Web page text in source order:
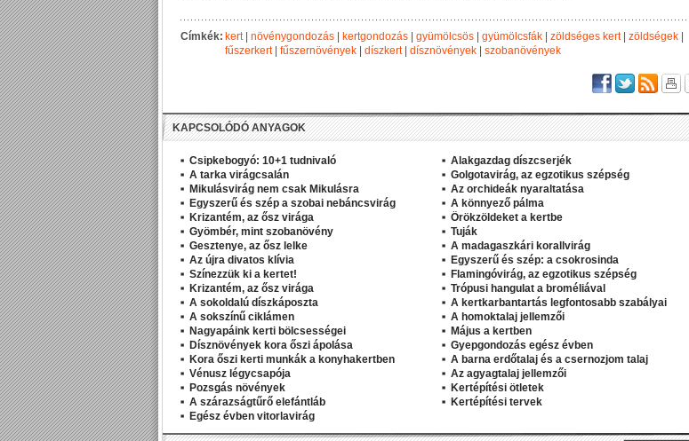
Címkék: kert| növénygondozás kertgondozás gyümölcsös gyümölcsfák zöldséges kert| zöldségek
fűszerkert| fűszernövények díszkert| dísznövények szobanövények
KAPCSOLÓDÓ ANYAGOK
Csipkebogyó: 10+1 tudnivaló
A tarka virágcsalán
Mikulásvirág nem csak Mikulásra
Egyszerű és szép a szobai nebáncsvirág
Krizantém, az ősz virága
Gyömbér, mint szobanövény
Gesztenye, az ősz lelke
Az újra divatos klívia
Színezzük ki a kertet!
Krizantém, az ősz virága
A sokoldalú díszkáposzta
A sokszínű ciklámen
Nagyapáink kerti bölcsességei
Dísznövények kora őszi ápolása
Kora őszi kerti munkák a konyhakertben
Vénusz légycsapója
Pozsgás növények
A szárazságtűrő elefántláb
Egész évben vitorlavirág
Alakgazdag díszcserjék
Golgotavirág, az egzotikus szépség
Az orchideák nyaraltatása
A könnyező pálma
Örökzöldeket a kertbe
Tuják
A madagaszkári korallvirág
Egyszerű és szép: a csokrosinda
Flamingóvirág, az egzotikus szépség
Trópusi hangulat a broméliával
A kertkarbantartás legfontosabb szabályai
A homoktalaj jellemzői
Május a kertben
Gyepgondozás egész évben
A barna erdőtalaj és a csernozjom talaj
Az agyagtalaj jellemzői
Kertépítési ötletek
Kertépítési tervek